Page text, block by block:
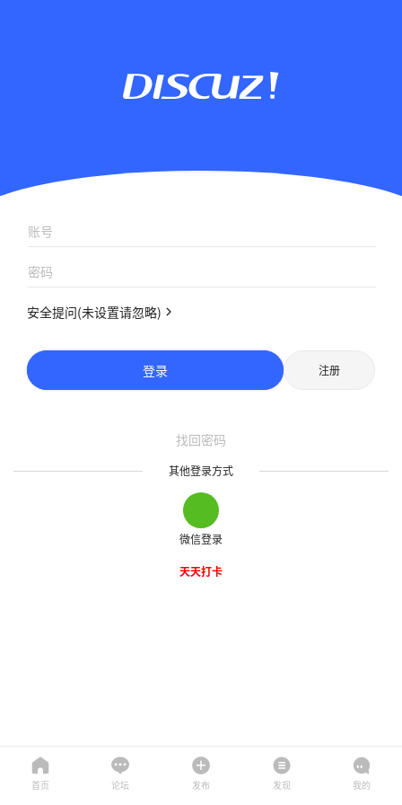
安全提问(未设置请忽略)
登录 注册
找回密码
其他登录方式
微信登录
天天打卡
首页 论坛 发布 发现 我的